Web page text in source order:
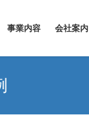
事業内容 会社案内